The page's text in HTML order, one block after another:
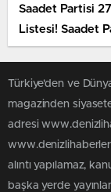
Saadet Partisi
Listesi! Saadet
Oldu?
Türkiye'den ve
magazinden
adresi
alıntı yapılamaz,
başka yerde